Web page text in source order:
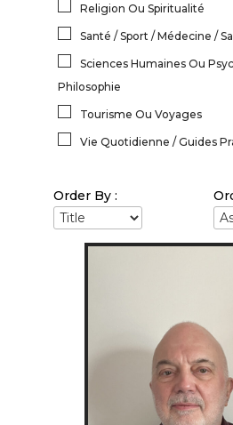
Religion Ou Spiritualité
Santé / Sport / Médecine /
Sciences Humaines Ou
Philosophie
Tourisme Ou Voyages
Vie Quotidienne / Guides
Order By :